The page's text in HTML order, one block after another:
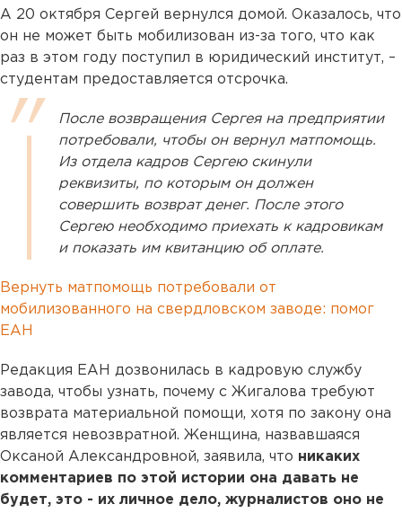
А 20 октября Сергей вернулся домой. Оказалось, что
он не может быть мобилизован из-за того, что как
раз в этом году поступил в юридический институт, –
студентам предоставляется отсрочка.
После возвращения Сергея на предприятии
потребовали, чтобы он вернул матпомощь.
Из отдела кадров Сергею скинули
реквизиты, по которым он должен
совершить возврат денег. После этого
Сергею необходимо приехать к кадровикам
и показать им квитанцию об оплате.
Вернуть матпомощь потребовали от
мобилизованного на свердловском заводе: помог
ЕАН
Редакция ЕАН дозвонилась в кадровую службу
завода, чтобы узнать, почему с Жигалова требуют
возврата материальной помощи, хотя по закону она
является невозвратной. Женщина, назвавшаяся
Оксаной Александровной, заявила, что никаких
комментариев по этой истории она давать не
будет, это - их личное дело, журналистов оно не